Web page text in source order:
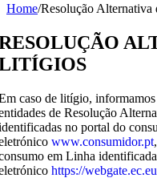
Home/Resolução Alternativa
caso de litígio,
de Resolução
no portal do
www.consumidor.pt
em Linha
https://